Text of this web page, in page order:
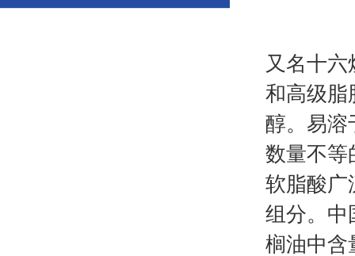
又名十六
和高级脂
醇。易溶
数量不等
软脂酸广
组分。中
榈油中含